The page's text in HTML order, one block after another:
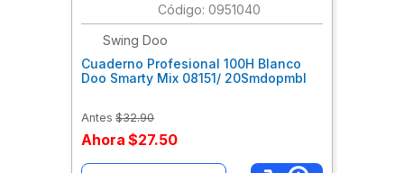
: 0951040
Swing Doo
Cuaderno Profesional 100H Blanco
Doo Smarty Mix 08151/ 20Smdopmbl
Antes $32.90
Ahora $27.50